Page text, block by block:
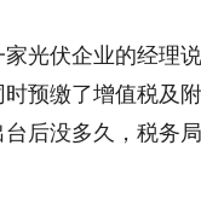
伏企业的经理说
预缴了增值税及
后没多久，税务